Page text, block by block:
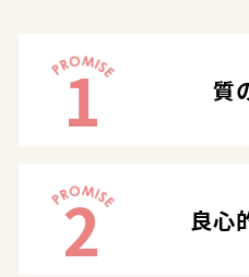
1 質
2 良心